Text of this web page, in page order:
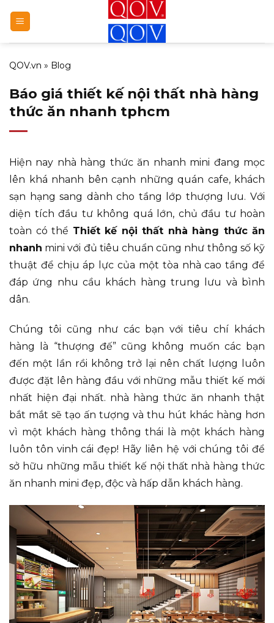
qua
nội
dung
QOV.vn » Blog
Báo giá thiết kế nội thất nhà hàng
thức ăn nhanh tphcm
Hiện nay nhà hàng thức ăn nhanh mini đang mọc
lên khá nhanh bên cạnh những quán cafe, khách
sạn hạng sang dành cho tầng lớp thượng lưu. Với
diện tích đầu tư không quá lớn, chủ đầu tư hoàn
toàn có thể Thiết kế nội thất nhà hàng thức ăn
nhanh mini với đủ tiêu chuẩn cũng như thông số kỹ
thuật để chịu áp lực của một tòa nhà cao tầng để
đáp ứng nhu cầu khách hàng trung lưu và bình
dân.
Chúng tôi cũng như các bạn với tiêu chí khách
hàng là “thượng đế” cũng không muốn các bạn
đến một lần rồi không trở lại nên chất lượng luôn
được đặt lên hàng đầu với những mẫu thiết kế mới
nhất hiện đại nhất. nhà hàng thức ăn nhanh thật
bắt mắt sẽ tạo ấn tượng và thu hút khác hàng hơn
vì một khách hàng thông thái là một khách hàng
luôn tôn vinh cái đẹp! Hãy liên hệ với chúng tôi để
sở hữu những mẫu thiết kế nội thất nhà hàng thức
ăn nhanh mini đẹp, độc và hấp dẫn khách hàng.